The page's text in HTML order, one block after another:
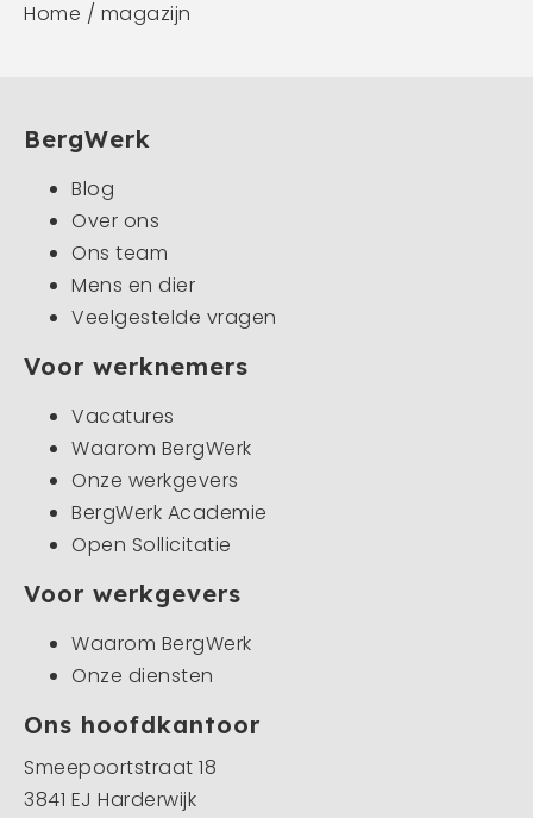
Home / magazijn
BergWerk
Blog
Over ons
Ons team
Mens en dier
Veelgestelde vragen
Voor werknemers
Vacatures
Waarom BergWerk
Onze werkgevers
BergWerk Academie
Open Sollicitatie
Voor werkgevers
Waarom BergWerk
Onze diensten
Ons hoofdkantoor
Smeepoortstraat 18
3841 EJ Harderwijk